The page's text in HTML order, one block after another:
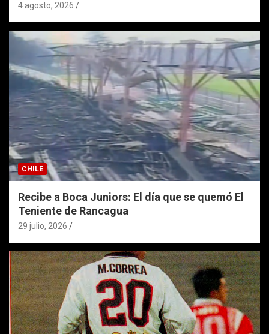
4 agosto, 2026
CHILE
Recibe a Boca Juniors: El día que se quemó El
Teniente de Rancagua
29 julio, 2026